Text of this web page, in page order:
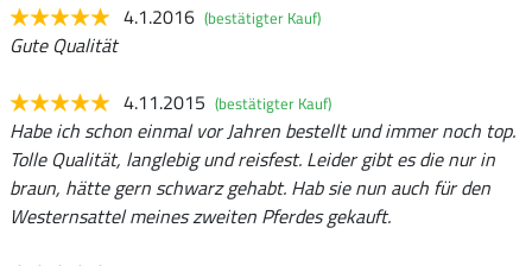
4.1.2016 (bestätigter Kauf)
Gute Qualität
4.11.2015 (bestätigter Kauf)
Habe ich schon einmal vor Jahren bestellt und immer noch top.
Tolle Qualität, langlebig und reisfest. Leider gibt es die nur in
braun, hätte gern schwarz gehabt. Hab sie nun auch für den
Westernsattel meines zweiten Pferdes gekauft.